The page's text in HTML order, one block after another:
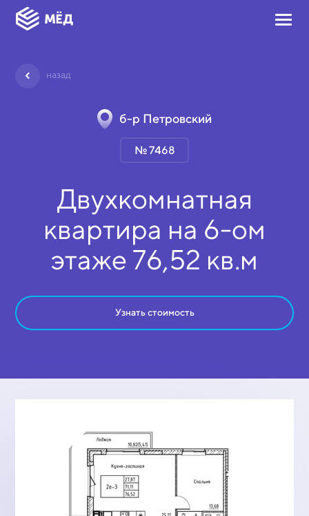
назад
б-р Петровский
№ 7468
Двухкомнатная
квартира на 6-ом
этаже 76,52 кв.м
Узнать стоимость